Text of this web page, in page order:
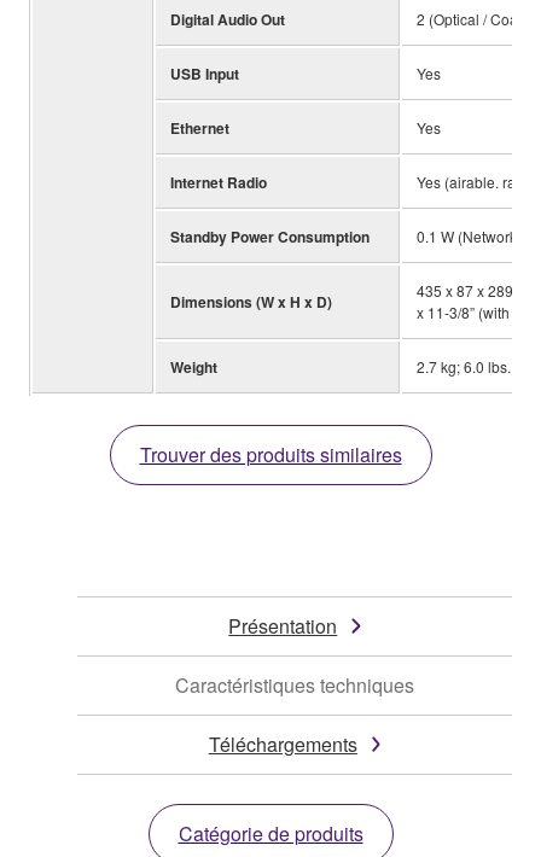
Digital Audio Out 2 (Optical /
USB Input Yes
Ethernet Yes
Internet Radio Yes (airable. radio)
Standby Power Consumption 0.1 W (Network
Dimensions (W x H x D)
435 x 87 x 289
x 11-3/8” (with
Weight 2.7 kg; 6.0 lbs.
Trouver des produits similaires
Présentation
Caractéristiques techniques
Téléchargements
Catégorie de produits